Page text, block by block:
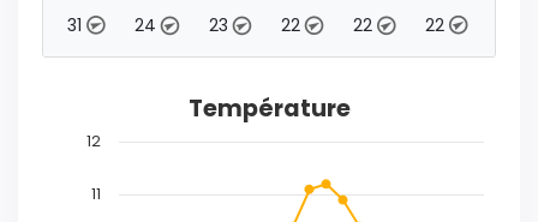
31 24 23 22 22 22
Température
11
12